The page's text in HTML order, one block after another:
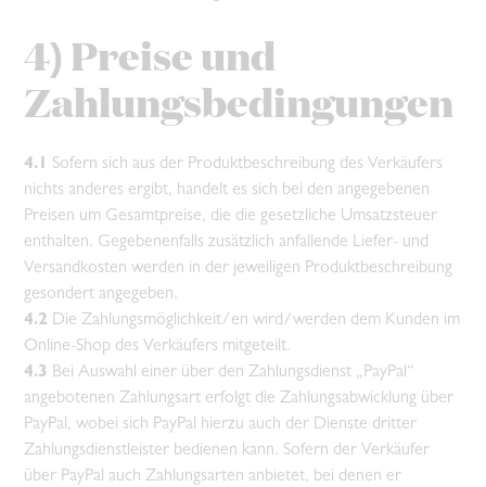
4) Preise und
Zahlungsbedingungen
4.1 Sofern sich aus der Produktbeschreibung des Verkäufers
nichts anderes ergibt, handelt es sich bei den angegebenen
Preisen um Gesamtpreise, die die gesetzliche Umsatzsteuer
enthalten. Gegebenenfalls zusätzlich anfallende Liefer- und
Versandkosten werden in der jeweiligen Produktbeschreibung
gesondert angegeben.
4.2 Die Zahlungsmöglichkeit/en wird/werden dem Kunden im
Online-Shop des Verkäufers mitgeteilt.
4.3 Bei Auswahl einer über den Zahlungsdienst „PayPal“
angebotenen Zahlungsart erfolgt die Zahlungsabwicklung über
PayPal, wobei sich PayPal hierzu auch der Dienste dritter
Zahlungsdienstleister bedienen kann. Sofern der Verkäufer
über PayPal auch Zahlungsarten anbietet, bei denen er